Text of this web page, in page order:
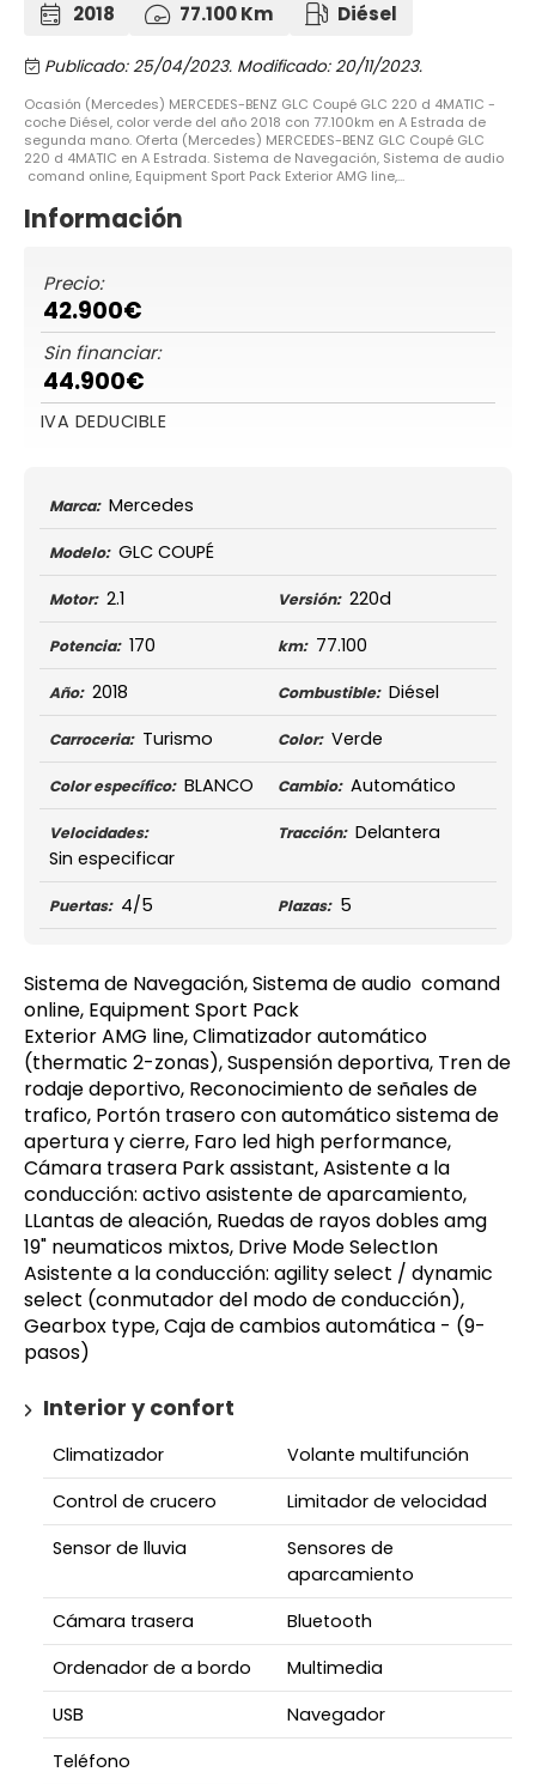
2018
77.100 Km Diésel
Publicado: 25/04/2023. Modificado: 20/11/2023.
Ocasión (Mercedes) MERCEDES-BENZ GLC Coupé GLC 220 d 4MATIC -
coche Diésel, color verde del año 2018 con 77.100km en A Estrada de
segunda mano. Oferta (Mercedes) MERCEDES-BENZ GLC Coupé GLC
220 d 4MATIC en A Estrada. Sistema de Navegación, Sistema de audio
comand online, Equipment Sport Pack Exterior AMG line,...
Información
Precio:
42.900€
Sin financiar:
44.900€
IVA DEDUCIBLE
Marca: Mercedes
Modelo: GLC COUPÉ
Motor: 2.1 Versión: 220d
Potencia: 170 km: 77.100
Año: 2018 Combustible: Diésel
Carroceria: Turismo Color: Verde
Color específico: BLANCO Cambio: Automático
Velocidades:
Sin especificar
Tracción: Delantera
Puertas: 4/5 Plazas: 5
Sistema de Navegación, Sistema de audio comand
online, Equipment Sport Pack
Exterior AMG line, Climatizador automático
(thermatic 2-zonas), Suspensión deportiva, Tren de
rodaje deportivo, Reconocimiento de señales de
trafico, Portón trasero con automático sistema de
apertura y cierre, Faro led high performance,
Cámara trasera Park assistant, Asistente a la
conducción: activo asistente de aparcamiento,
LLantas de aleación, Ruedas de rayos dobles amg
19" neumaticos mixtos, Drive Mode SelectIon
Asistente a la conducción: agility select / dynamic
select (conmutador del modo de conducción),
Gearbox type, Caja de cambios automática - (9-
pasos)
Interior y confort
Climatizador
Volante multifunción
Control de crucero
Limitador de velocidad
Sensor de lluvia
Sensores de
aparcamiento
Cámara trasera
Bluetooth
Ordenador de a bordo
Multimedia
USB
Navegador
Teléfono